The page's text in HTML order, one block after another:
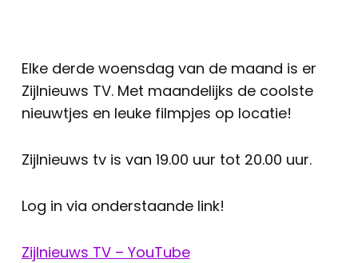
Elke derde woensdag van de maand is er
Zijlnieuws TV. Met maandelijks de coolste
nieuwtjes en leuke filmpjes op locatie!
Zijlnieuws tv is van 19.00 uur tot 20.00 uur.
Log in via onderstaande link!
Zijlnieuws TV – YouTube